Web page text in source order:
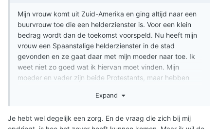
Mijn vrouw komt uit Zuid-Amerika en ging altijd naar een
buurvrouw toe die een helderzienster is. Voor een klein
bedrag wordt dan de toekomst voorspeld. Nu heeft mijn
vrouw een Spaanstalige helderzienster in de stad
gevonden en ze gaat daar met mijn moeder naar toe. Ik
weet niet zo goed wat ik hiervan moet vinden. Mijn
moeder en vader zijn beide Protestants, maar hebben
erg geïnteresseerd in dat soort dingen zoals
dat mijn vrouw en moeder een goede band met elkaar
Expand
Je hebt wel degelijk een zorg. En de vraag die zich bij mij